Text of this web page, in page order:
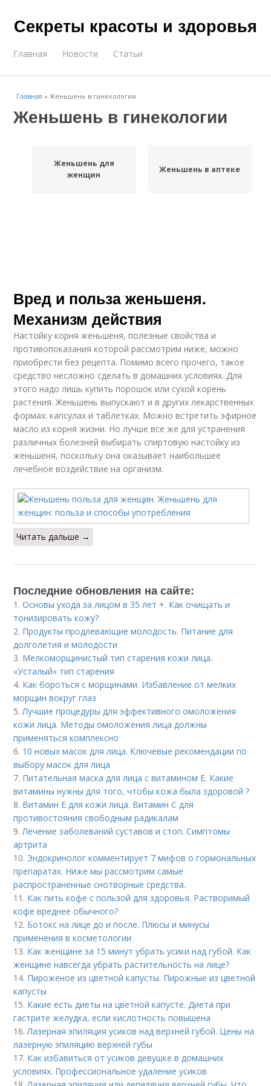
Секреты красоты и здоровья
Главная Новости Статьи
Главная »Женьшень в гинекологии
Женьшень в гинекологии
Женьшень для
женщин
Женьшень в аптеке
Вред и польза женьшеня.
Механизм действия
Настойку корня женьшеня, полезные свойства и
противопоказания которой рассмотрим ниже, можно
приобрести без рецепта. Помимо всего прочего, такое
средство несложно сделать в домашних условиях. Для
этого надо лишь купить порошок или сухой корень
растения. Женьшень выпускают и в других лекарственных
формах: капсулах и таблетках. Можно встретить эфирное
масло из корня жизни. Но лучше все же для устранения
различных болезней выбирать спиртовую настойку из
женьшеня, поскольку она оказывает наибольшее
лечебное воздействие на организм.
Читать дальше →
Последние обновления на сайте:
1.Основы ухода за лицом в 35 лет +. Как очищать и
тонизировать кожу?
2. Продукты продлевающие молодость. Питание для
долголетия и молодости
3. Мелкоморщинистый тип старения кожи лица.
«Усталый» тип старения
4. Как бороться с морщинами. Избавление от мелких
морщин вокруг глаз
5.Лучшие процедуры для эффективного омоложения
кожи лица. Методы омоложения лица должны
применяться комплексно
6. 10 новых масок для лица. Ключевые рекомендации по
выбору масок для лица
7. Питательная маска для лица с витамином Е. Какие
витамины нужны для того, чтобы кожа была здоровой ?
8. Витамин Е для кожи лица. Витамин С для
противостояния свободным радикалам
9.Лечение заболеваний суставов и стоп. Симптомы
артрита
10. Эндокринолог комментирует 7 мифов о гормональных
препаратах. Ниже мы рассмотрим самые
распространенные снотворные средства.
11. Как пить кофе с пользой для здоровья. Растворимый
кофе вреднее обычного?
12. Ботокс на лице до и после. Плюсы и минусы
применения в косметологии
13. Как женщине за 15 минут убрать усики над губой. Как
женщине навсегда убрать растительность на лице?
14. Пироженое из цветной капусты. Пирожные из цветной
капусты
15. Какие есть диеты на цветной капусте. Диета при
гастрите желудка, если кислотность повышена
16.Лазерная эпиляция усиков над верхней губой. Цены на
лазерную эпиляцию верхней губы
17. Как избавиться от усиков девушке в домашних
условиях. Профессиональное удаление усиков